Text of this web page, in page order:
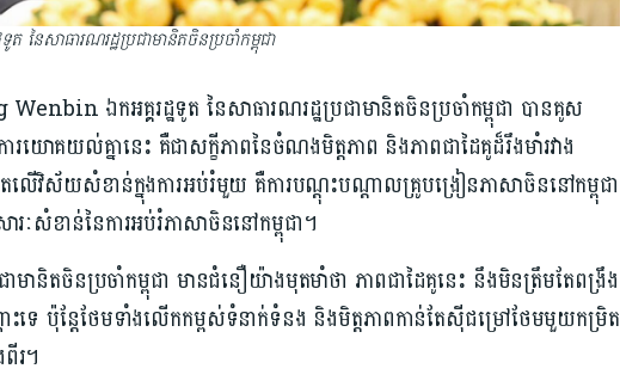
នៃសាធារណរដ្ឋប្រជាមានិតចិនប្រចាំកម្ពុជា
ឯកអគ្គរដ្ឋទូត នៃសាធារណរដ្ឋប្រជាមានិតចិនប្រចាំកម្ពុជា បានគូស
រយោគយល់គ្នានេះ គឺជាសក្ខីភាពនៃចំណងមិត្តភាព និងភាពជាដៃគូដ៏រឹងមាំរវាង
ើវិស័យសំខាន់ក្នុងការអប់រំមួយ គឺការបណ្តុះបណ្តាលគ្រូបង្រៀនភាសាចិននៅកម្ពុជា
រៈសំខាន់នៃការអប់រំភាសាចិននៅកម្ពុជា។
ាមានិតចិនប្រចាំកម្ពុជា មានជំនឿយ៉ាងមុតមាំថា ភាពជាដៃគូនេះ នឹងមិនត្រឹមតែពង្រឹង
េ ប៉ុន្តែថែមទាំងលើកកម្ពស់ទំនាក់ទំនង និងមិត្តភាពកាន់តែស៊ីជម្រៅថែមមួយកម្រិត
រ។